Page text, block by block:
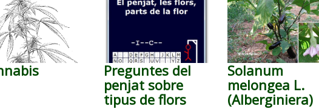
Preguntes del
penjat sobre
tipus de flors
Solanum
melongea L.
(Alberginiera)